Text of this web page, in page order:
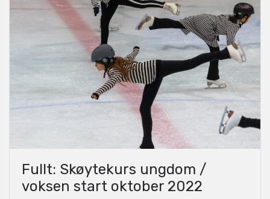
Fullt: Skøytekurs ungdom /
voksen start oktober 2022